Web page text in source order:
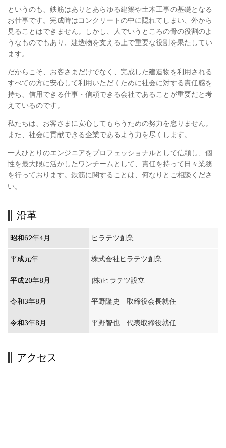
というのも、鉄筋はありとあらゆる建築や土木工事の基礎となる
お仕事です。完成時はコンクリートの中に隠れてしまい、外から
見ることはできません。しかし、人でいうところの骨の役割のよ
うなものでもあり、建造物を支える上で重要な役割を果たしてい
ます。
だからこそ、お客さまだけでなく、完成した建造物を利用される
すべての方に安心して利用いただくために社会に対する責任感を
持ち、信用できる仕事・信頼できる会社であることが重要だと考
えているのです。
私たちは、お客さまに安心してもらうための努力を怠りません。
また、社会に貢献できる企業であるよう力を尽くします。
一人ひとりのエンジニアをプロフェッショナルとして信頼し、個
性を最大限に活かしたワンチームとして、責任を持って日々業務
を行っております。鉄筋に関することは、何なりとご相談くださ
い。
沿革
昭和62年4月 ヒラテツ創業
平成元年 株式会社ヒラテツ創業
平成20年8月 (株)ヒラテツ設立
令和3年8月 平野隆史 取締役会長就任
令和3年8月 平野智也 代表取締役就任
アクセス